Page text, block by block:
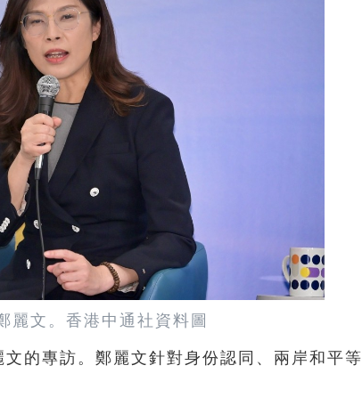
麗文。 香港中通社資料圖
的專訪。鄭麗文針對身份認同、兩岸和平等